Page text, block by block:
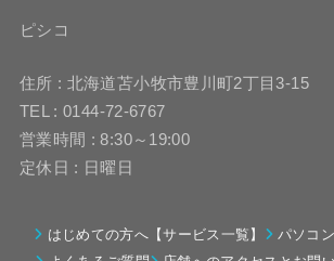
ピシコ
住所 : 北海道苫小牧市豊川町2丁目3-15
TEL : 0144-72-6767
営業時間 : 8:30～19:00
定休日 : 日曜日
はじめての方へ【サービス一覧】 パソコ